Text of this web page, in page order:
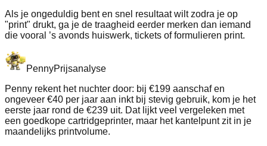
Als je ongeduldig bent en snel resultaat wilt zodra je op
"print" drukt, ga je de traagheid eerder merken dan iemand
die vooral ’s avonds huiswerk, tickets of formulieren print.
PennyPrijsanalyse
Penny rekent het nuchter door: bij €199 aanschaf en
ongeveer €40 per jaar aan inkt bij stevig gebruik, kom je het
eerste jaar rond de €239 uit. Dat lijkt veel vergeleken met
een goedkope cartridgeprinter, maar het kantelpunt zit in je
maandelijks printvolume.